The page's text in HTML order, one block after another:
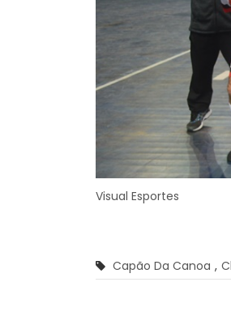
Visual Esportes
Capão Da Canoa ,